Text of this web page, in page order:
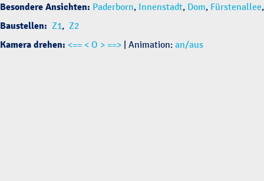
Besondere Ansichten: Paderborn, Innenstadt, Dom, Fürstenallee
Baustellen: Z1, Z2
Kamera drehen: <== < O > ==> | Animation: an/aus